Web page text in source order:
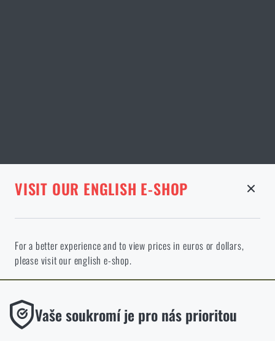
STRÁNKA V DANÉM JAZYCE NEEXISTUJE
Ve vámi vybraném jazyce stránka neexistuje. Můžete tedy zůstat
zde, nebo přejít na hlavní stránku cílového jazyka. Jakou možnost
si vyberete?
PŘEJÍT DO KOŠÍKU
ODEJÍT
ROZUMÍM, POKRAČOVAT
VISIT OUR ENGLISH E-SHOP
For a better experience and to view prices in euros or dollars,
please visit our english e-shop.
GO TO RIGAD.COM
Vaše soukromí je pro nás prioritou
Funkční
Bez nich by náš web vůbec nefungoval. U těchto cookies není